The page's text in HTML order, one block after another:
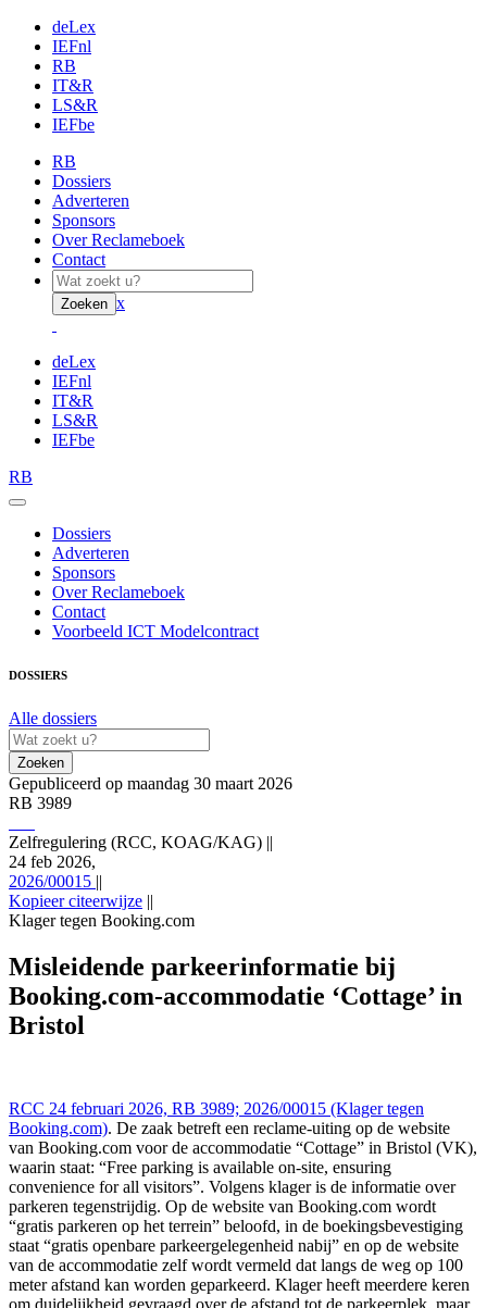
deLex
IEFnl
RB
IT&R
LS&R
IEFbe
RB
Dossiers
Adverteren
Sponsors
Over Reclameboek
Contact
Zoeken x
deLex
IEFnl
IT&R
LS&R
IEFbe
RB
Dossiers
Adverteren
Sponsors
Over Reclameboek
Contact
Voorbeeld ICT Modelcontract
DOSSIERS
Alle dossiers
Zoeken
Gepubliceerd op maandag 30 maart 2026
RB 3989
Zelfregulering (RCC, KOAG/KAG) ||
24 feb 2026,
2026/00015 ||
Kopieer citeerwijze ||
Klager tegen Booking.com
2026/00015 (Klager tegen Booking.com), https://redactie-
delex.cshark.nl/artikelen/misleidende-parkeerinformatie-bij-booking-
com-accommodatie-cottage-in-bristol
Misleidende parkeerinformatie bij
Booking.com‑accommodatie ‘Cottage’ in
Bristol
RCC 24 februari 2026, RB 3989; 2026/00015 (Klager tegen
Booking.com). De zaak betreft een reclame-uiting op de website
van Booking.com voor de accommodatie “Cottage” in Bristol (VK),
waarin staat: “Free parking is available on-site, ensuring
convenience for all visitors”. Volgens klager is de informatie over
parkeren tegenstrijdig. Op de website van Booking.com wordt
“gratis parkeren op het terrein” beloofd, in de boekingsbevestiging
staat “gratis openbare parkeergelegenheid nabij” en op de website
van de accommodatie zelf wordt vermeld dat langs de weg op 100
meter afstand kan worden geparkeerd. Klager heeft meerdere keren
om duidelijkheid gevraagd over de afstand tot de parkeerplek, maar